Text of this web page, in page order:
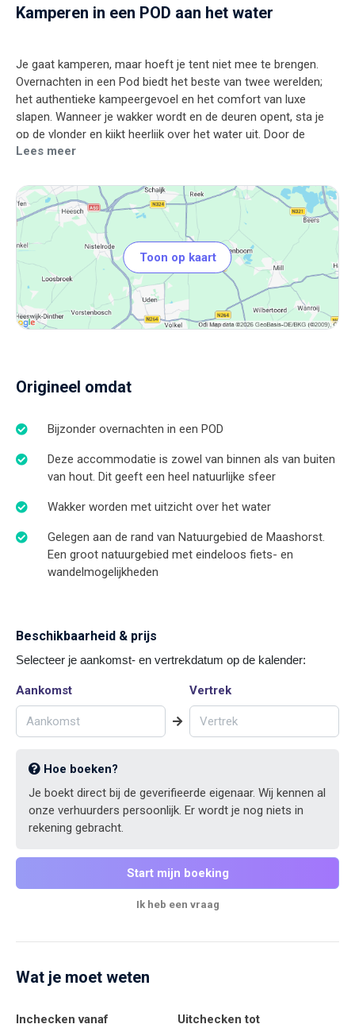
Kamperen in een POD aan het water
Je gaat kamperen, maar hoeft je tent niet mee te brengen.
Overnachten in een Pod biedt het beste van twee werelden;
het authentieke kampeergevoel en het comfort van luxe
slapen. Wanneer je wakker wordt en de deuren opent, sta je
op de vlonder en kijkt heerlijk over het water uit. Door de
unieke vormgeving van de Pod, voel je jezelf één met de
Lees meer
Toon op kaart
Origineel omdat
Bijzonder overnachten in een POD
Deze accommodatie is zowel van binnen als van buiten
van hout. Dit geeft een heel natuurlijke sfeer
Wakker worden met uitzicht over het water
Gelegen aan de rand van Natuurgebied de Maashorst.
Een groot natuurgebied met eindeloos fiets- en
wandelmogelijkheden
Beschikbaarheid & prijs
Selecteer je aankomst- en vertrekdatum op de kalender:
Aankomst Vertrek
Hoe boeken?
Je boekt direct bij de geverifieerde eigenaar. Wij kennen al
onze verhuurders persoonlijk. Er wordt je nog niets in
rekening gebracht.
Start mijn boeking
Ik heb een vraag
Wat je moet weten
Inchecken vanaf
Uitchecken tot